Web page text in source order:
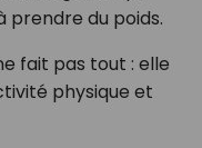
prendre du poids.
fait pas tout : elle
physique et